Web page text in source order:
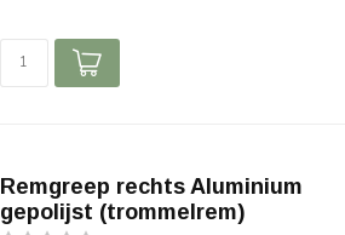
Remgreep rechts Aluminium
gepolijst (trommelrem)